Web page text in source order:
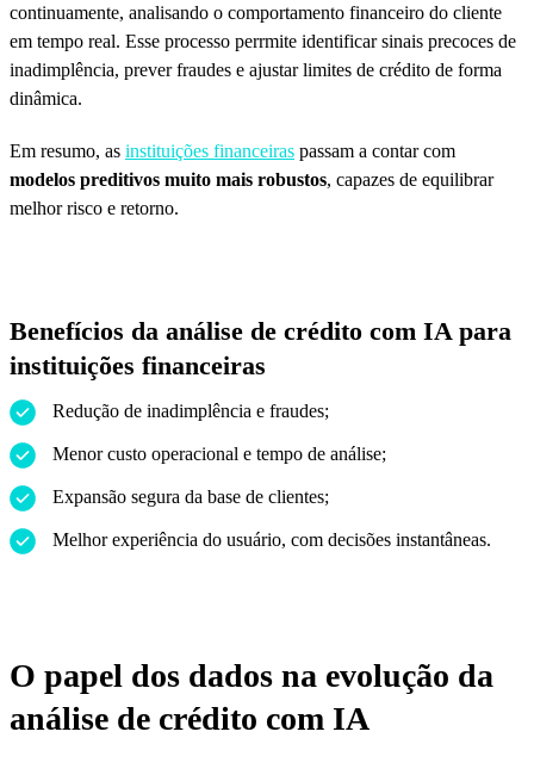
continuamente, analisando o comportamento financeiro do cliente
em tempo real. Esse processo perrmite identificar sinais precoces de
inadimplência, prever fraudes e ajustar limites de crédito de forma
dinâmica.
Em resumo, as instituições financeiras passam a contar com
modelos preditivos muito mais robustos, capazes de equilibrar
melhor risco e retorno.
Benefícios da análise de crédito com IA para
instituições financeiras
Redução de inadimplência e fraudes;
Menor custo operacional e tempo de análise;
Expansão segura da base de clientes;
Melhor experiência do usuário, com decisões instantâneas.
O papel dos dados na evolução da
análise de crédito com IA